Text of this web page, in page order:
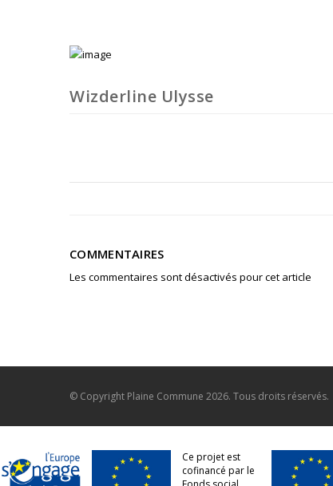
Wizderline Ulysse
COMMENTAIRES
Les commentaires sont désactivés pour cet article
© Copyright Plaine Commune 2026. Tous droits réservés.
Ce projet est
cofinancé par le